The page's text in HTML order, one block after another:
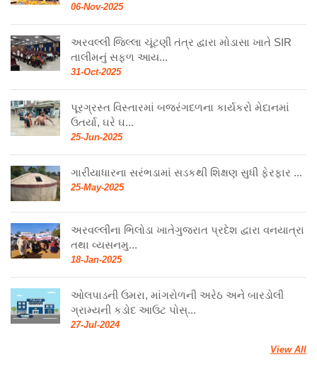
06-Nov-2025
અરવલ્લી જિલ્લા ચૂંટણી તંત્ર દ્વારા મોડાસા ખાતે SIR
તાલીમનું સફળ આય...
31-Oct-2025
પૂરગ્રસ્ત વિસ્તારમાં બજરંગદળના કાર્યકરો મેદાનમાં
ઉતર્યા, ઘરે ઘ...
25-Jun-2025
ગારીયાધારના સરંભડામાં સડકથી શિક્ષણ સુધી ફેરફાર ...
25-May-2025
અરવલ્લીના ભિલોડા ખાતેગુજરાત પ્રદેશ દ્વારા વનયાત્રા
તથા વ્યસનમુ...
18-Jan-2025
ઓલપાડની ઉમરા, માંગરોળની અરેઠ અને બારડોલી
ગ્રામ્યની કડોદ આઉટ પોસ્...
27-Jul-2024
View All